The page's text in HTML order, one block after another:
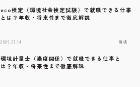
eco検定（環境社会検定試験）で就職できる仕事
とは？年収・将来性まで徹底解説
2026.07.14 環境
環境計量士（濃度関係）で就職できる仕事と
は？年収・将来性まで徹底解説